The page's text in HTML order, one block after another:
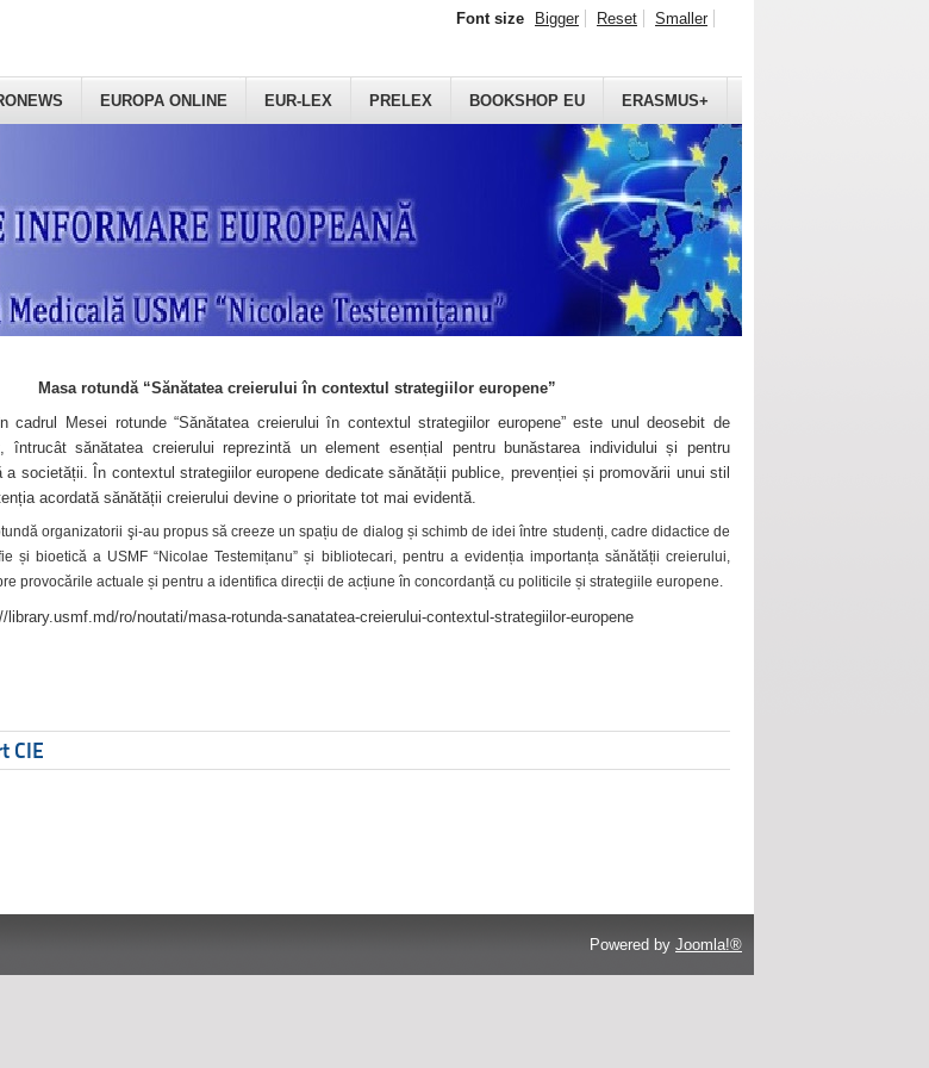
EUROPA ONLINE EUR-LEX PRELEX BOOKSHOP EU ERASMUS+
Font size Bigger Reset Smaller
Masa rotundă “Sănătatea creierului în contextul strategiilor europene”
cadrul Mesei rotunde “Sănătatea creierului în contextul strategiilor europene” este unul deosebit de
întrucât sănătatea creierului reprezintă un element esențial pentru bunăstarea individului și pentru
a societății. În contextul strategiilor europene dedicate sănătății publice, prevenției și promovării unui stil
acordată sănătății creierului devine o prioritate tot mai evidentă.
organizatorii şi-au propus să creeze un spațiu de dialog și schimb de idei între studenți, cadre didactice de
și bioetică a USMF “Nicolae Testemițanu” și bibliotecari, pentru a evidenția importanța sănătății creierului,
provocările actuale și pentru a identifica direcții de acțiune în concordanță cu politicile și strategiile europene.
library.usmf.md/ro/noutati/masa-rotunda-sanatatea-creierului-contextul-strategiilor-europene
CIE
Powered by Joomla!®